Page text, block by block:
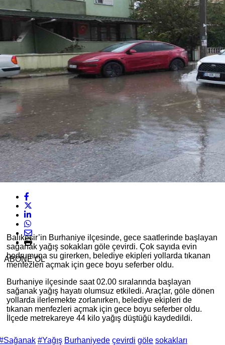
ABONE OL
Balıkesir’in Burhaniye ilçesinde, gece saatlerinde başlayan
sağanak yağış sokakları göle çevirdi. Çok sayıda evin
bodrumuna su girerken, belediye ekipleri yollarda tıkanan
menfezleri açmak için gece boyu seferber oldu.
Burhaniye ilçesinde saat 02.00 sıralarında başlayan
sağanak yağış hayatı olumsuz etkiledi. Araçlar, göle dönen
yollarda ilerlemekte zorlanırken, belediye ekipleri de
tıkanan menfezleri açmak için gece boyu seferber oldu.
İlçede metrekareye 44 kilo yağış düştüğü kaydedildi.
#Yağış Burhaniyede çevirdi göle sokakları